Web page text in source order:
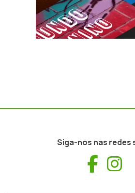
Siga-nos nas redes